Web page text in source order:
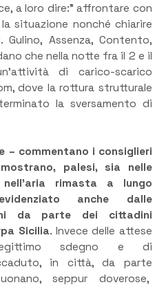
a loro dire:” affrontare con
situazione nonché chiarire
Assenza, Contento,
che nella notte fra il 2 e il
di carico-scarico
dove la rottura strutturale
la sversamento di
– commentano i consiglieri
palesi, sia nelle
rimasta a lungo
anche dalle
da parte dei cittadini
Sicilia. Invece delle attese
sdegno e di
in città, da parte
seppur doverose,